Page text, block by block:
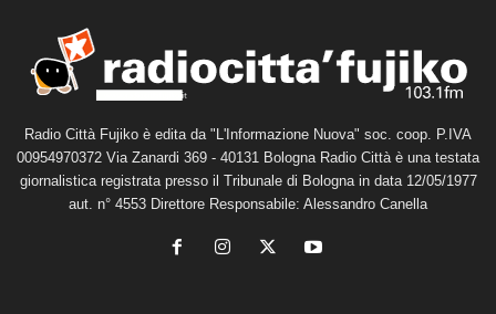
Radio Città Fujiko è edita da "L'Informazione Nuova" soc. coop. P.IVA
00954970372 Via Zanardi 369 - 40131 Bologna Radio Città è una testata
giornalistica registrata presso il Tribunale di Bologna in data 12/05/1977
aut. n° 4553 Direttore Responsabile: Alessandro Canella